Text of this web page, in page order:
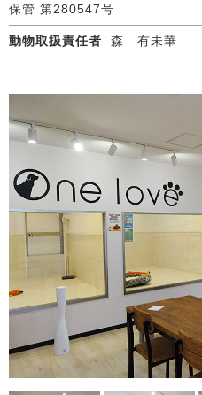
保管 第280547号
動物取扱責任者 森 有未華